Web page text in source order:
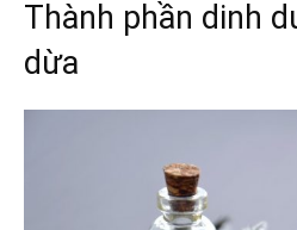
Thành phần dinh
dừa